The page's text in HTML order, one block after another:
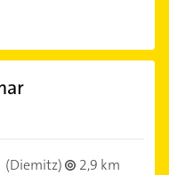
(Diemitz)
2,9 km